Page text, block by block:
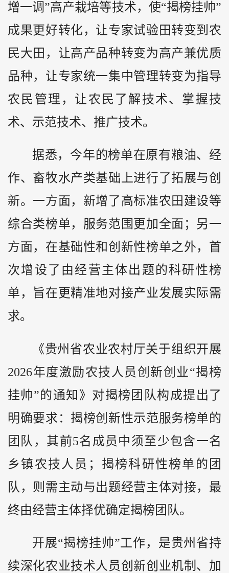
增一调”高产栽培等技术，使“揭榜挂帅”
成果更好转化，让专家试验田转变到农
民大田，让高产品种转变为高产兼优质
品种，让专家统一集中管理转变为指导
农民管理，让农民了解技术、掌握技
术、示范技术、推广技术。
据悉，今年的榜单在原有粮油、经
作、畜牧水产类基础上进行了拓展与创
新。一方面，新增了高标准农田建设等
综合类榜单，服务范围更加全面；另一
方面，在基础性和创新性榜单之外，首
次增设了由经营主体出题的科研性榜
单，旨在更精准地对接产业发展实际需
求。
《贵州省农业农村厅关于组织开展
2026年度激励农技人员创新创业“揭榜
挂帅”的通知》对揭榜团队构成提出了
明确要求：揭榜创新性示范服务榜单的
团队，其前5名成员中须至少包含一名
乡镇农技人员；揭榜科研性榜单的团
队，则需主动与出题经营主体对接，最
终由经营主体择优确定揭榜团队。
开展“揭榜挂帅”工作，是贵州省持
续深化农业技术人员创新创业机制、加